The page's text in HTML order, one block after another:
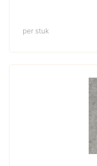
per stuk